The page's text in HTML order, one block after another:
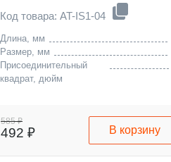
Код товара: AT-IS1-04
Длина, мм
Размер, мм
Присоединительный
квадрат, дюйм
585 ₽
492 ₽ В корзину